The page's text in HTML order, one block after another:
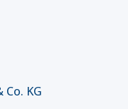
KG